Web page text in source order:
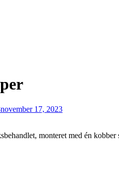
november 17, 2023
monteret med én